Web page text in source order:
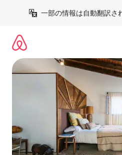
一部の情報は自動翻訳さ